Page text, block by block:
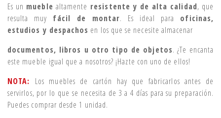
Es un mueble altamente resistente y de alta calidad, que
resulta muy fácil de montar. Es ideal para oficinas,
estudios y despachos en los que se necesite almacenar
documentos, libros u otro tipo de objetos. ¿Te encanta
este mueble igual que a nosotros? ¡Hazte con uno de ellos!
NOTA:
Los muebles de cartón hay que fabricarlos antes de
servirlos, por lo que se necesita de 3 a 4 días para su preparación.
Puedes comprar desde 1 unidad.